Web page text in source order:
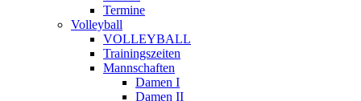
Termine
Volleyball
VOLLEYBALL
Trainingszeiten
Mannschaften
Damen I
Damen II